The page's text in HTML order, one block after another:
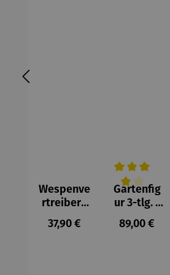
Wespenve
rtreiber |
Maxi
Regulärer Preis:
37,90 €
Gartenfig
ur 3-tlg. |
Blaumeise
n
Regulärer
89,00 €